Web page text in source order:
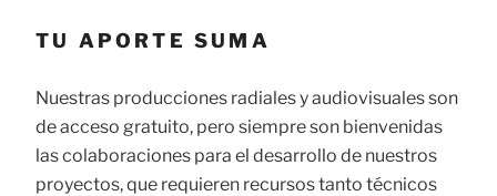
TU APORTE SUMA
Nuestras producciones radiales y audiovisuales son
de acceso gratuito, pero siempre son bienvenidas
las colaboraciones para el desarrollo de nuestros
proyectos, que requieren recursos tanto técnicos